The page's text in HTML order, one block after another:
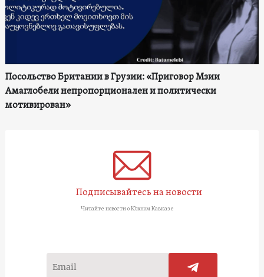
Посольство Британии в Грузии: «Приговор Мзии
Амаглобели непропорционален и политически
мотивирован»
Подписывайтесь на новости
Читайте новости о Южном Кавказе